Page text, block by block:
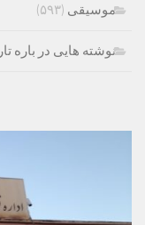
موسیقی (۵۹۳)
نوشته هایی در باره